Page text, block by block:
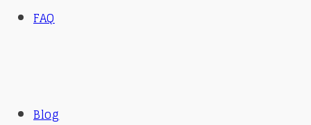
FAQ
Blog